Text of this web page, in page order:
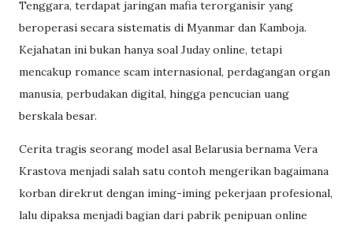
Tenggara, terdapat jaringan mafia terorganisir yang
beroperasi secara sistematis di Myanmar dan Kamboja.
Kejahatan ini bukan hanya soal Juday online, tetapi
mencakup romance scam internasional, perdagangan organ
manusia, perbudakan digital, hingga pencucian uang
berskala besar.
Cerita tragis seorang model asal Belarusia bernama Vera
Krastova menjadi salah satu contoh mengerikan bagaimana
korban direkrut dengan iming-iming pekerjaan profesional,
lalu dipaksa menjadi bagian dari pabrik penipuan online